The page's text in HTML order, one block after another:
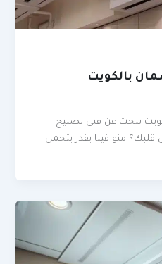
بالكويت
تبحث عن فني تصليح
قلبك؟ منو فينا يقدر يتحمل